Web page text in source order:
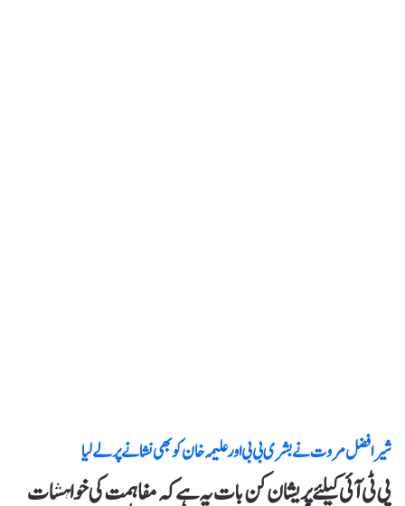
شیر افضل مروت نے بشری بی بی اور علیمہ خان کو بھی نشانے پر لے لیا
پی ٹی آئی کیلئے پریشان کن بات یہ ہے کہ مفاہمت کی خواہشات